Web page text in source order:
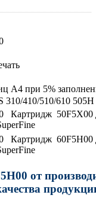
A4 при 5%
310/410/510/610 505H
Картридж 50F5X00
Картридж 60F5H00
от